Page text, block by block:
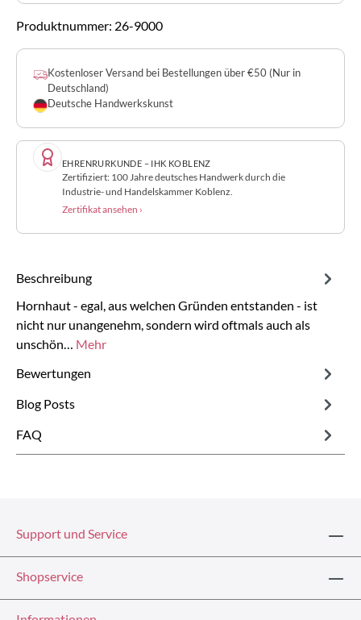
Produktnummer: 26-9000
Kostenloser Versand bei Bestellungen über €50 (Nur in
Deutschland)
Deutsche Handwerkskunst
EHRENRURKUNDE – IHK KOBLENZ
Zertifiziert: 100 Jahre deutsches Handwerk durch die
Industrie- und Handelskammer Koblenz.
Zertifikat ansehen ›
Beschreibung
Hornhaut - egal, aus welchen Gründen entstanden - ist
nicht nur unangenehm, sondern wird oftmals auch als
unschön… Mehr
Bewertungen
Blog Posts
FAQ
Support und Service
Shopservice